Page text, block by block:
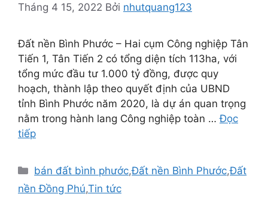
Tháng 4 15, 2022 Bởi nhutquang123
Đất nền Bình Phước – Hai cụm Công nghiệp Tân
Tiến 1, Tân Tiến 2 có tổng diện tích 113ha, với
tổng mức đầu tư 1.000 tỷ đồng, được quy
hoạch, thành lập theo quyết định của UBND
tỉnh Bình Phước năm 2020, là dự án quan trọng
nằm trong hành lang Công nghiệp toàn …Đọc
tiếp
Danh
mục
bán đất bình phước,Đất nền Bình Phước,Đất
nền Đồng Phú,Tin tức